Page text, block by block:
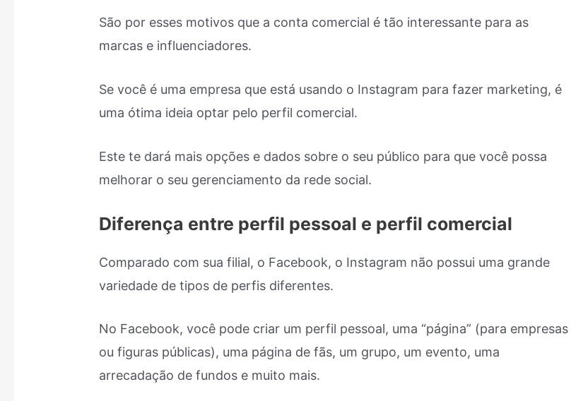
São por esses motivos que a conta comercial é tão interessante para as
marcas e influenciadores.
Se você é uma empresa que está usando o Instagram para fazer marketing, é
uma ótima ideia optar pelo perfil comercial.
Este te dará mais opções e dados sobre o seu público para que você possa
melhorar o seu gerenciamento da rede social.
Diferença entre perfil pessoal e perfil comercial
Comparado com sua filial, o Facebook, o Instagram não possui uma grande
variedade de tipos de perfis diferentes.
No Facebook, você pode criar um perfil pessoal, uma “página” (para empresas
ou figuras públicas), uma página de fãs, um grupo, um evento, uma
arrecadação de fundos e muito mais.